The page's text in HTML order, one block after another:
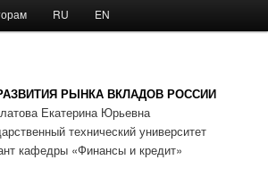
content RU EN
РЫНКА ВКЛАДОВ РОССИИ
Екатерина Юрьевна
технический университет
кафедры «Финансы и кредит»